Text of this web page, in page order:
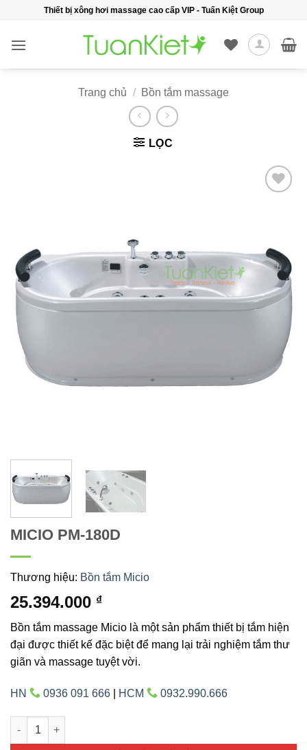
nội
Thiết bị xông hơi massage cao cấp VIP - Tuấn Kiệt Group
Trang chủ / Bồn tắm massage
LỌC
MICIO PM-180D
Thương hiệu: Bồn tắm Micio
25.394.000 ₫
Bồn tắm massage Micio là một sản phẩm thiết bị tắm hiện
đại được thiết kế đặc biệt để mang lại trải nghiệm tắm thư
giãn và massage tuyệt vời.
HN 0936 091 666 HCM 0932.990.666
MICIO PM-180D số lượng